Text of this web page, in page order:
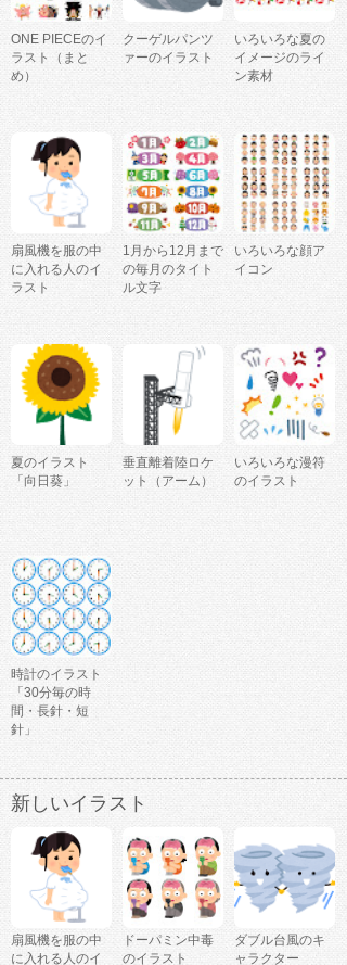
ONE PIECEのイ
ラスト（まと
め）
クーゲルパンツ
ァーのイラスト
いろいろな夏の
イメージのライ
ン素材
扇風機を服の中
に入れる人のイ
ラスト
1月から12月まで
の毎月のタイト
ル文字
いろいろな顔ア
イコン
夏のイラスト
「向日葵」
垂直離着陸ロケ
ット（アーム）
いろいろな漫符
のイラスト
時計のイラスト
「30分毎の時
間・長針・短
針」
新しいイラスト
扇風機を服の中
に入れる人のイ
ドーパミン中毒
のイラスト
ダブル台風のキ
ャラクター